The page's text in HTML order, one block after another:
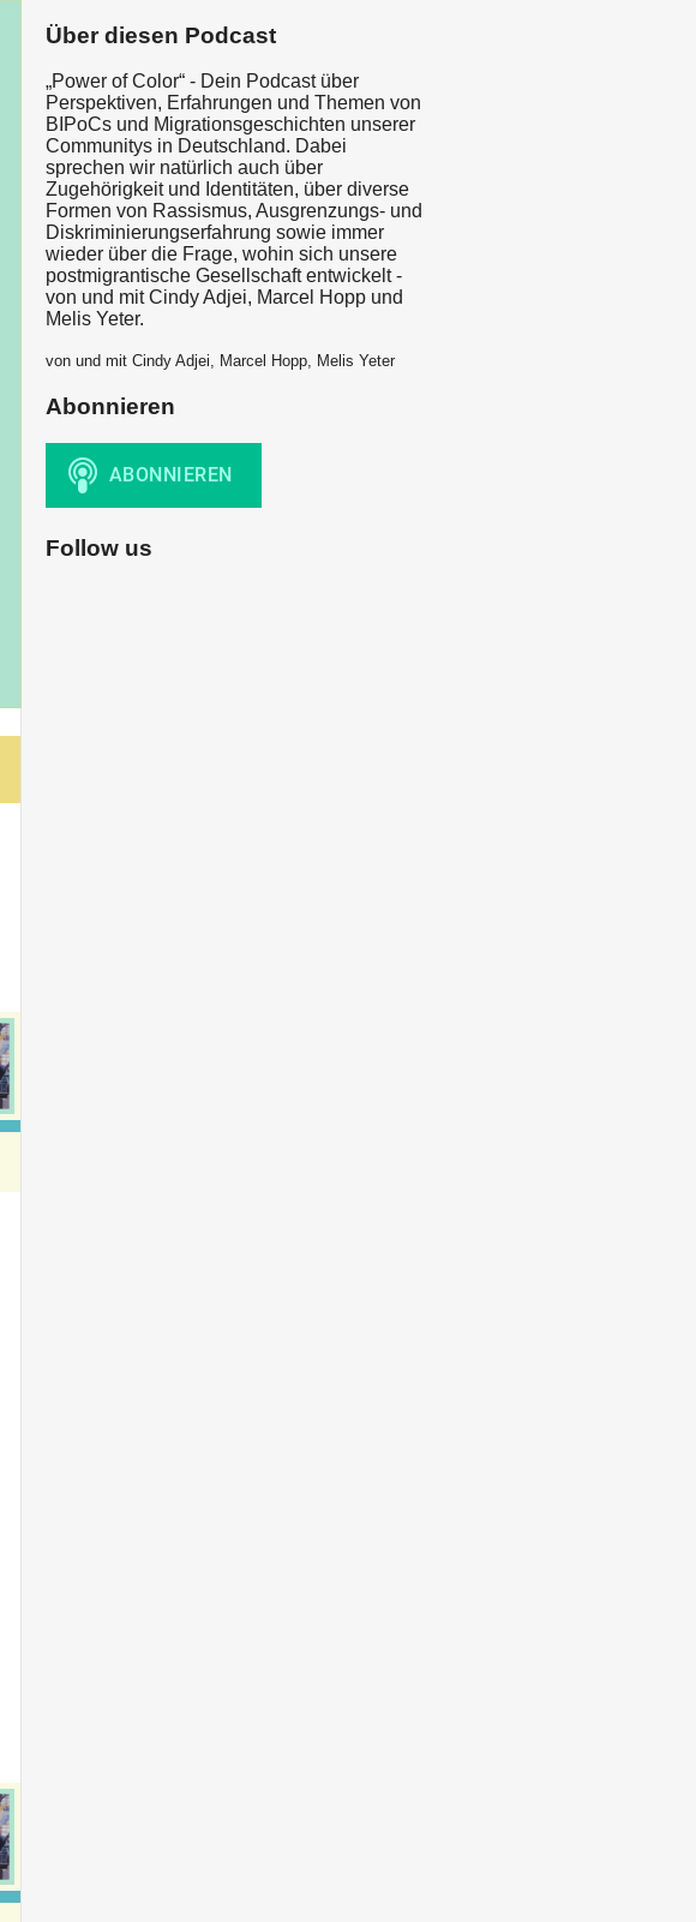
Über diesen Podcast
„Power of Color“ - Dein Podcast über
Perspektiven, Erfahrungen und Themen von
BIPoCs und Migrationsgeschichten unserer
Communitys in Deutschland. Dabei
sprechen wir natürlich auch über
Zugehörigkeit und Identitäten, über diverse
Formen von Rassismus, Ausgrenzungs- und
Diskriminierungserfahrung sowie immer
wieder über die Frage, wohin sich unsere
postmigrantische Gesellschaft entwickelt -
von und mit Cindy Adjei, Marcel Hopp und
Melis Yeter.
von und mit Cindy Adjei, Marcel Hopp, Melis Yeter
Abonnieren
Follow us